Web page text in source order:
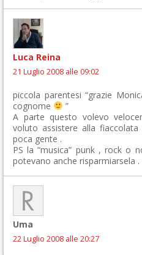
Luca Reina
21 Luglio 2008 alle 09:02
piccola parentesi “grazie
cognome
”
A parte questo volevo
voluto assistere alla
poca gente .
PS la “musica” punk , rock o
potevano anche risparmiarsela .
Uma
22 Luglio 2008 alle 20:27